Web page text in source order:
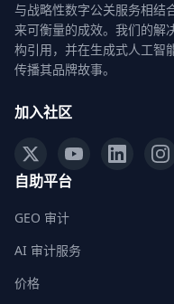
与战略性数字公关服务相结
来可衡量的成效。我们的解
构引用，并在生成式人工智
传播其品牌故事。
加入社区
自助平台
GEO 审计
AI 审计服务
价格